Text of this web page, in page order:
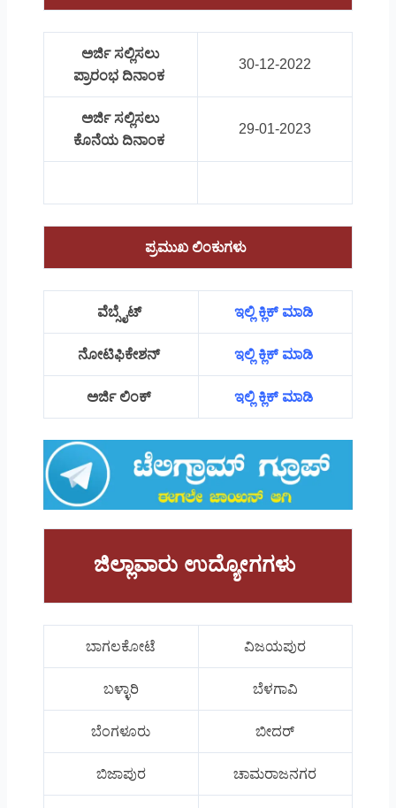
ಅರ್ಜಿ ಸಲ್ಲಿಸಲು
ಪ್ರಾರಂಭ ದಿನಾಂಕ
30-12-2022
ಅರ್ಜಿ ಸಲ್ಲಿಸಲು
ಕೊನೆಯ ದಿನಾಂಕ
29-01-2023
ಪ್ರಮುಖ ಲಿಂಕುಗಳು
ವೆಬ್ಸೈಟ್ ಇಲ್ಲಿ ಕ್ಲಿಕ್ ಮಾಡಿ
ನೋಟಿಫಿಕೇಶನ್ ಇಲ್ಲಿ ಕ್ಲಿಕ್ ಮಾಡಿ
ಅರ್ಜಿ ಲಿಂಕ್ ಇಲ್ಲಿ ಕ್ಲಿಕ್ ಮಾಡಿ
ಜಿಲ್ಲಾವಾರು ಉದ್ಯೋಗಗಳು
ಬಾಗಲಕೋಟೆ ವಿಜಯಪುರ
ಬಳ್ಳಾರಿ ಬೆಳಗಾವಿ
ಬೆಂಗಳೂರು ಬೀದರ್
ಬಿಜಾಪುರ ಚಾಮರಾಜನಗರ